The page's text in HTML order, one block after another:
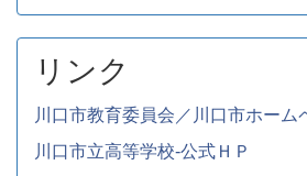
リンク
川口市教育委員会／川口市ホーム
川口市立高等学校-公式ＨＰ